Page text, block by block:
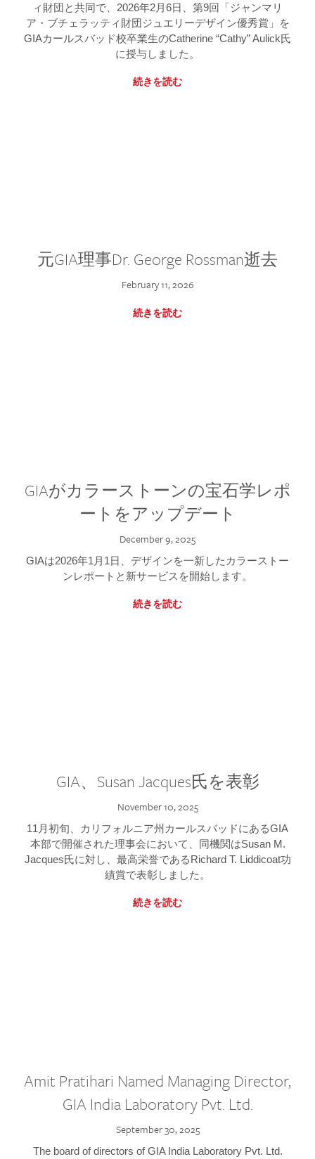
ィ財団と共同で、2026年2月6日、第9回「ジャンマリ
ア・ブチェラッティ財団ジュエリーデザイン優秀賞」を
GIAカールスバッド校卒業生のCatherine “Cathy” Aulick氏
に授与しました。
続きを読む
元GIA理事Dr. George Rossman逝去
February 11, 2026
続きを読む
GIAがカラーストーンの宝石学レポ
ートをアップデート
December 9, 2025
GIAは2026年1月1日、デザインを一新したカラーストー
ンレポートと新サービスを開始します。
続きを読む
GIA、Susan Jacques氏を表彰
November 10, 2025
11月初旬、カリフォルニア州カールスバッドにあるGIA
本部で開催された理事会において、同機関はSusan M.
Jacques氏に対し、最高栄誉であるRichard T. Liddicoat功
績賞で表彰しました。
続きを読む
Amit Pratihari Named Managing Director,
GIA India Laboratory Pvt. Ltd.
September 30, 2025
The board of directors of GIA India Laboratory Pvt. Ltd.